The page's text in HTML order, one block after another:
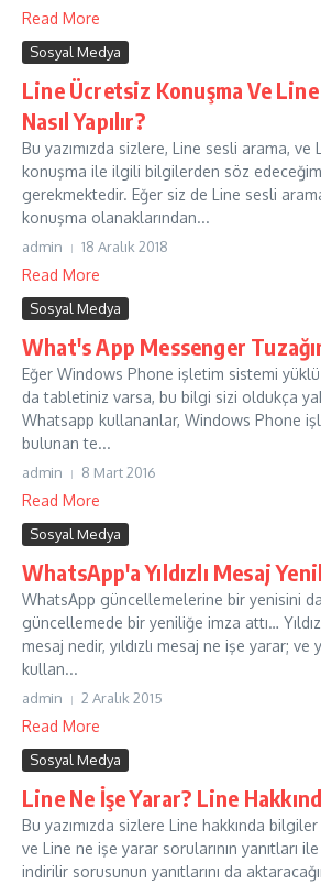
Read More
Sosyal Medya
Line Ücretsiz Konuşma Ve
Nasıl Yapılır?
Bu yazımızda sizlere, Line sesli arama, ve
konuşma ile ilgili bilgilerden söz
gerekmektedir. Eğer siz de Line sesli
konuşma olanaklarından...
admin 18 Aralık 2018
Read More
Sosyal Medya
What's App Messenger
Eğer Windows Phone işletim sistemi yüklü
da tabletiniz varsa, bu bilgi sizi oldukça
Whatsapp kullananlar, Windows Phone
bulunan te...
admin 8 Mart 2016
Read More
Sosyal Medya
WhatsApp'a Yıldızlı Mesaj
WhatsApp güncellemelerine bir yenisini
güncellemede bir yeniliğe imza attı…
mesaj nedir, yıldızlı mesaj ne işe yarar; ve
kullan...
admin 2 Aralık 2015
Read More
Sosyal Medya
Line Ne İşe Yarar? Line
Bu yazımızda sizlere Line hakkında
ve Line ne işe yarar sorularının yanıtları
indirilir sorusunun yanıtlarını da